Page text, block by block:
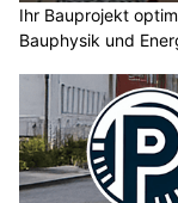
Ihr Bauprojekt
Bauphysik und